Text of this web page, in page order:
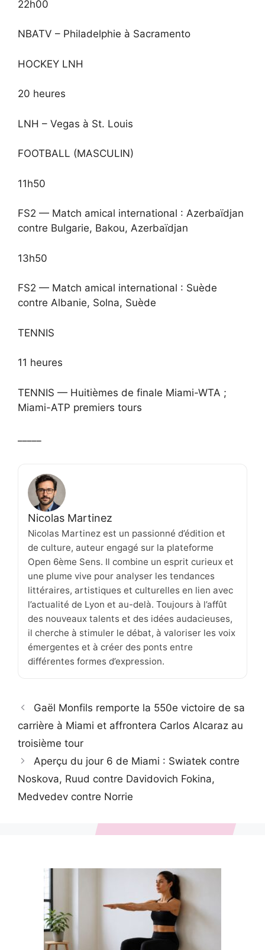
22h00
NBATV – Philadelphie à Sacramento
HOCKEY LNH
20 heures
LNH – Vegas à St. Louis
FOOTBALL (MASCULIN)
11h50
FS2 — Match amical international : Azerbaïdjan
contre Bulgarie, Bakou, Azerbaïdjan
13h50
FS2 — Match amical international : Suède
contre Albanie, Solna, Suède
TENNIS
11 heures
TENNIS — Huitièmes de finale Miami-WTA ;
Miami-ATP premiers tours
Nicolas Martinez
Nicolas Martinez est un passionné d’édition et
de culture, auteur engagé sur la plateforme
Open 6ème Sens. Il combine un esprit curieux et
une plume vive pour analyser les tendances
littéraires, artistiques et culturelles en lien avec
l’actualité de Lyon et au-delà. Toujours à l’affût
des nouveaux talents et des idées audacieuses,
il cherche à stimuler le débat, à valoriser les voix
émergentes et à créer des ponts entre
différentes formes d’expression.
Gaël Monfils remporte la 550e victoire de sa
carrière à Miami et affrontera Carlos Alcaraz au
troisième tour
Aperçu du jour 6 de Miami : Swiatek contre
Noskova, Ruud contre Davidovich Fokina,
Medvedev contre Norrie